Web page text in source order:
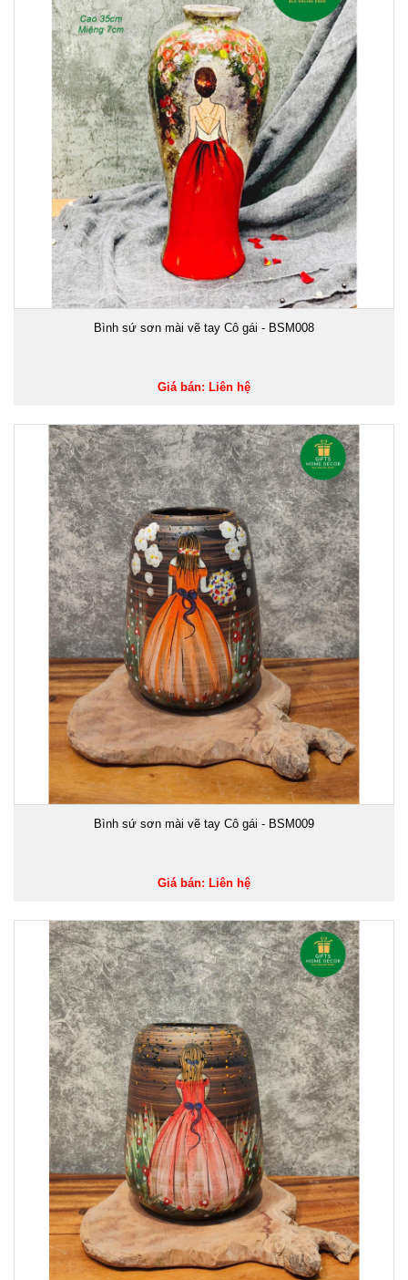
Bình sứ sơn mài vẽ tay Cô gái - BSM008
Giá bán: Liên hệ
Bình sứ sơn mài vẽ tay Cô gái - BSM009
Giá bán: Liên hệ